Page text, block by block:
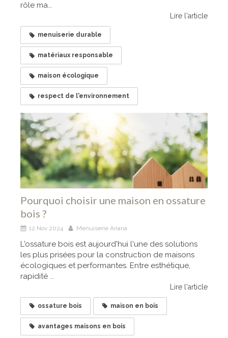
rôle ma...
Lire l'article
menuiserie durable
matériaux responsable
maison écologique
respect de l'environnement
Pourquoi choisir une maison en ossature
bois ?
12 Nov 2024 Menuiserie Ariana
L'ossature bois est aujourd'hui l'une des solutions
les plus prisées pour la construction de maisons
écologiques et performantes. Entre esthétique,
rapidité ...
Lire l'article
ossature bois maison en bois
avantages maisons en bois